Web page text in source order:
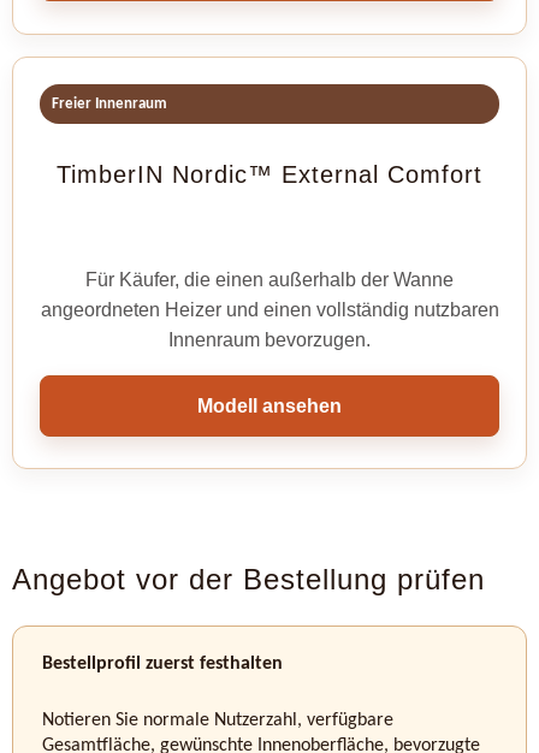
Freier Innenraum
TimberIN Nordic™ External Comfort
Für Käufer, die einen außerhalb der Wanne
angeordneten Heizer und einen vollständig nutzbaren
Innenraum bevorzugen.
Modell ansehen
Angebot vor der Bestellung prüfen
Bestellprofil zuerst festhalten
Notieren Sie normale Nutzerzahl, verfügbare
Gesamtfläche, gewünschte Innenoberfläche, bevorzugte